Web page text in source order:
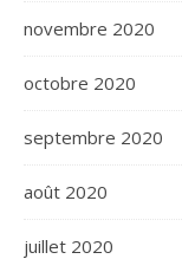
novembre 2020
octobre 2020
septembre 2020
août 2020
juillet 2020